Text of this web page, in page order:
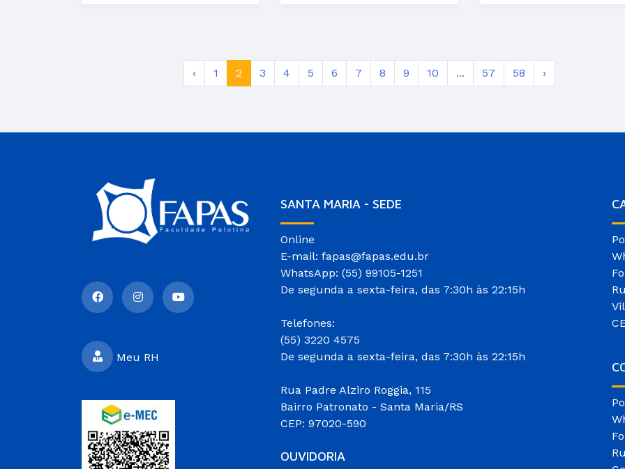
‹ 1 2 3 4 5 6 7 8 9 10 ... 57 58 ›
Meu RH
SANTA MARIA - SEDE
Online
E-mail: fapas@fapas.edu.br
WhatsApp: (55) 99105-1251
De segunda a sexta-feira, das 7:30h às 22:15h
Telefones:
(55) 3220 4575
De segunda a sexta-feira, das 7:30h às 22:15h
Rua Padre Alziro Roggia, 115
Bairro Patronato - Santa Maria/RS
CEP: 97020-590
OUVIDORIA